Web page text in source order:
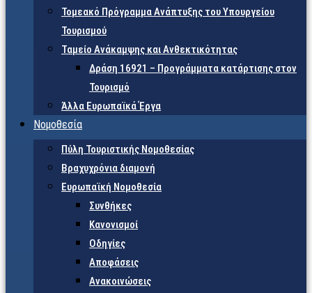
Τομεακό Πρόγραμμα Ανάπτυξης του Υπουργείου
Τουρισμού
Ταμείο Ανάκαμψης και Ανθεκτικότητας
Δράση 16921 – Προγράμματα κατάρτισης στον
Τουρισμό
Άλλα Ευρωπαϊκά Έργα
Νομοθεσία
Πύλη Τουριστικής Νομοθεσίας
Βραχυχρόνια διαμονή
Ευρωπαϊκή Νομοθεσία
Συνθήκες
Κανονισμοί
Οδηγίες
Αποφάσεις
Ανακοινώσεις